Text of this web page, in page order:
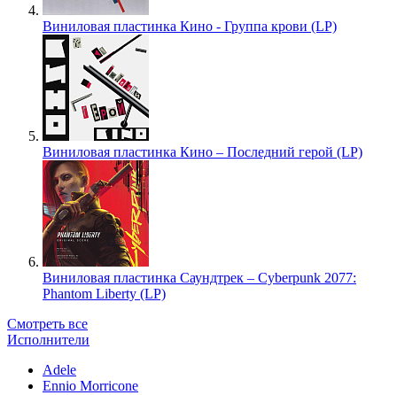
Виниловая пластинка Кино - Группа крови (LP)
Виниловая пластинка Кино – Последний герой (LP)
Виниловая пластинка Саундтрек – Cyberpunk 2077:
Phantom Liberty (LP)
Смотреть все
Исполнители
Adele
Ennio Morricone